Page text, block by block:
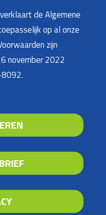
de Algemene
op al onze
zijn
november 2022